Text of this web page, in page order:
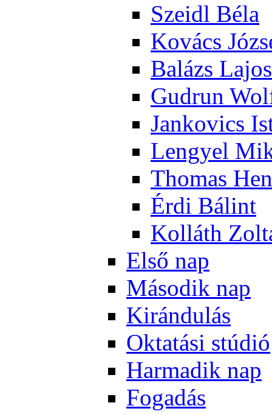
Szeidl Bé­la
Ko­vács
Ba­lázs La­jos
Gud­run
Jan­ko­vics
Len­gyel
Tho­mas
Ér­di Bá­lint
Kol­láth
El­ső nap
Má­so­dik nap
Ki­rán­du­lás
Ok­ta­tá­si stú­dió
Har­ma­dik nap
Fo­ga­dás